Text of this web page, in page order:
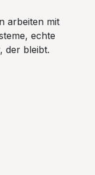
arbeiten mit
echte
der bleibt.